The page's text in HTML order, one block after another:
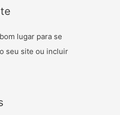
lugar para se
seu site ou incluir